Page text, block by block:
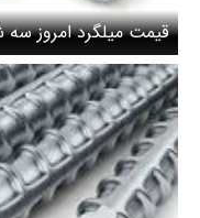
قیمت میلگرد امروز سه شنبه ۲۰ خرداد